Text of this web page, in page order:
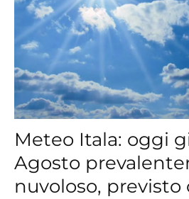
Meteo Itala: oggi
Agosto
nuvoloso, previsto